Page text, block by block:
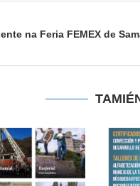
na Feria FEMEX de